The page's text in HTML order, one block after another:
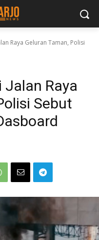
Raya Geluran Taman, Polisi
Jalan Raya
Sebut